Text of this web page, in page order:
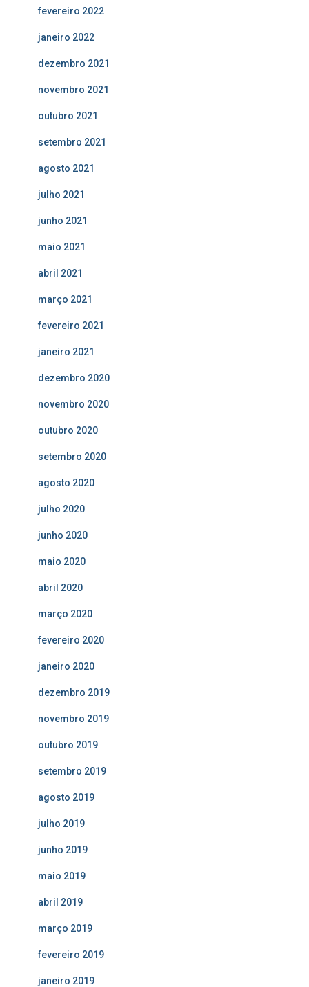
fevereiro 2022
janeiro 2022
dezembro 2021
novembro 2021
outubro 2021
setembro 2021
agosto 2021
julho 2021
junho 2021
maio 2021
abril 2021
março 2021
fevereiro 2021
janeiro 2021
dezembro 2020
novembro 2020
outubro 2020
setembro 2020
agosto 2020
julho 2020
junho 2020
maio 2020
abril 2020
março 2020
fevereiro 2020
janeiro 2020
dezembro 2019
novembro 2019
outubro 2019
setembro 2019
agosto 2019
julho 2019
junho 2019
maio 2019
abril 2019
março 2019
fevereiro 2019
janeiro 2019